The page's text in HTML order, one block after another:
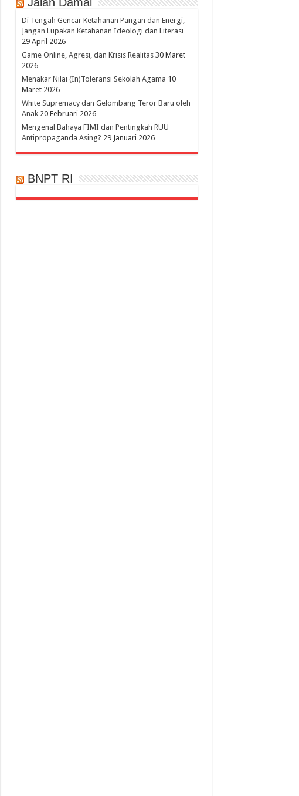
Di Tengah Gencar Ketahanan Pangan dan Energi,
Jangan Lupakan Ketahanan Ideologi dan Literasi
29 April 2026
Game Online, Agresi, dan Krisis Realitas 30 Maret
2026
Menakar Nilai (In)Toleransi Sekolah Agama 10
Maret 2026
White Supremacy dan Gelombang Teror Baru oleh
Anak 20 Februari 2026
Mengenal Bahaya FIMI dan Pentingkah RUU
Antipropaganda Asing? 29 Januari 2026
BNPT RI